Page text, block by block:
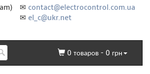
✉ contact@electrocontrol.com.ua
✉ el_c@ukr.net
0 товаров - 0 грн